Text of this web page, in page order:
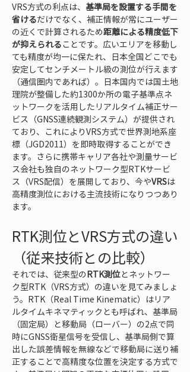
VRS方式の利点は、 基準局を設置する手間を
省けるだけでなく、補正情報が常にユーザー
の近くで計算されるため距離による精度低下
が抑えられることです。広いエリアを移動し
ても精度が均一に保たれ、日本全国どこでも
安定してセンチメートル級の測位が行えます
（通信圏内であれば）。日本国内では国土地
理院が整備した約1300か所の電子基準点ネ
ットワークを活用したリアルタイム補正サー
ビス（GNSS連続観測システム）が提供され
ており、これによりVRS方式で世界測地系座
標（JGD2011）を即時取得することができ
ます。さらに携帯キャリア各社や測量サービ
ス会社も独自のネットワーク型RTKサービ
ス（VRS配信）を展開しており、今やVRSは
高精度測位における主流技術になりつつあり
ます。
RTK測位とVRS方式の違い
（従来技術との比較）
それでは、従来型のRTK測位とネットワー
ク型RTK（VRS方式）の違いを見てみましょ
う。RTK（Real Time Kinematic）はリア
ルタイムキネマティックとも呼ばれ、基準局
（固定局）と移動局（ローバー）の2点で同
時にGNSS衛星信号を受信し、基準局側で算
出した誤差情報を無線などで移動局に送り補
正することで高精度な位置を決定する方式で